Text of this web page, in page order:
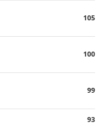
105
100
99
93